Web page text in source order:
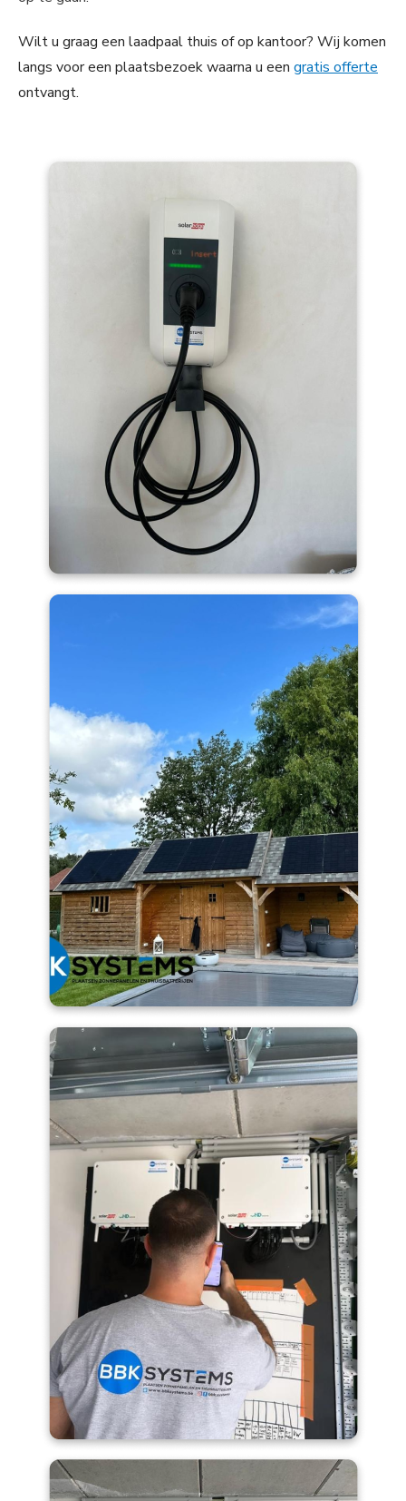
Wilt u graag een laadpaal thuis of op kantoor? Wij komen
langs voor een plaatsbezoek waarna u een gratis offerte
ontvangt.